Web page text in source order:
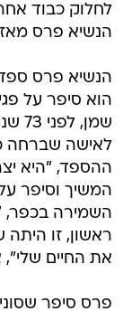
לחלוק כבוד
הנשיא פרס מאז שנת 1945 עת
הוא סיפר על
לאישה שברחה
ההספד, "היא
המשיך וסיפר
השמירה בכפר,
ראשון, זו
את החיים
פרס סיפר